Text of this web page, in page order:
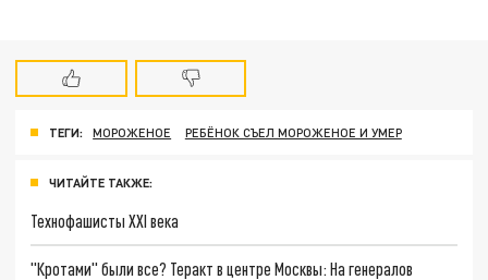
ТЕГИ: МОРОЖЕНОЕ РЕБЁНОК СЪЕЛ МОРОЖЕНОЕ И УМЕР
ЧИТАЙТЕ ТАКЖЕ:
Технофашисты XXI века
"Кротами" были все? Теракт в центре Москвы: На генералов